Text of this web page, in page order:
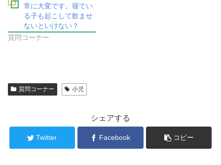
常に大変です。寝てい
る子も起こして飲ませ
ないといけない？
質問コーナー
質問コーナー 小児
シェアする
Twitter Facebook コピー